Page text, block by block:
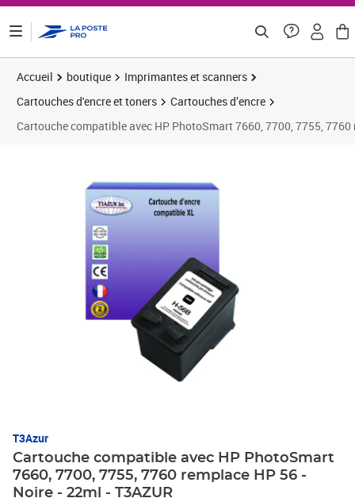
Accueil boutique
Imprimantes et scanners
Cartouches d'encre et toners
Cartouches d’encre
Cartouche compatible avec HP PhotoSmart 7660, 7700, 7755, 7760
T3Azur
Cartouche compatible avec HP PhotoSmart
7660, 7700, 7755, 7760 remplace HP 56 -
Noire - 22ml - T3AZUR